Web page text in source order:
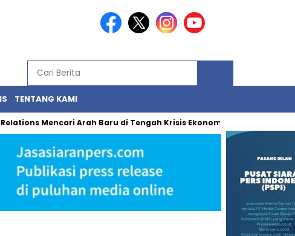
TENTANG KAMI
Mencari Arah Baru di Tengah Krisis Ekonomi dan Politik